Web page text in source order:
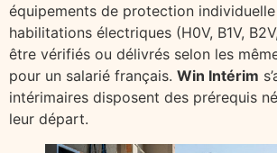
équipements de protection
habilitations électriques (H0V, B1V,
être vérifiés ou délivrés selon les
pour un salarié français. Win Intérim
intérimaires disposent des prérequis
leur départ.